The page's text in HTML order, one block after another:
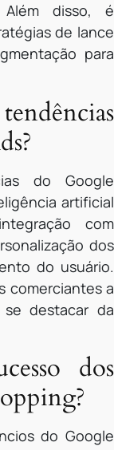
disso, é
de lance
para
do Google
artificial
com
dos
do usuário.
comerciantes a
destacar da
dos
do Google